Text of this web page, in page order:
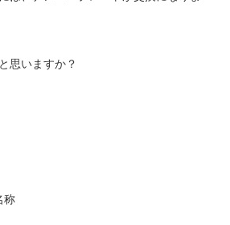
思いますか？
称